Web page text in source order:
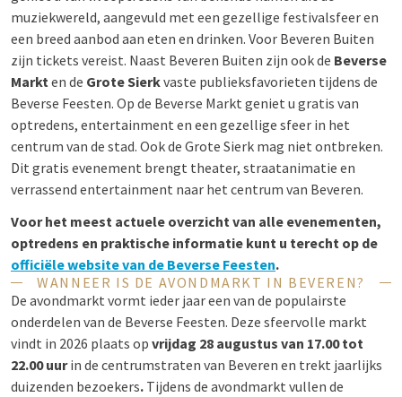
muziekwereld, aangevuld met een gezellige festivalsfeer en
een breed aanbod aan eten en drinken. Voor Beveren Buiten
zijn tickets vereist. Naast Beveren Buiten zijn ook de Beverse
Markten de Grote Sierkvaste publieksfavorieten tijdens de
Beverse Feesten. Op de Beverse Markt geniet u gratis van
optredens, entertainment en een gezellige sfeer in het
centrum van de stad. Ook de Grote Sierk mag niet ontbreken.
Dit gratis evenement brengt theater, straatanimatie en
verrassend entertainment naar het centrum van Beveren.
Voor het meest actuele overzicht van alle evenementen,
optredens en praktische informatie kunt u terecht op de
officiële website van de Beverse Feesten.
WANNEER IS DE AVONDMARKT IN BEVEREN?
De avondmarkt vormt ieder jaar een van de populairste
onderdelen van de Beverse Feesten. Deze sfeervolle markt
vindt in 2026 plaats op vrijdag 28 augustus van 17.00 tot
22.00 uurin de centrumstraten van Beveren en trekt jaarlijks
duizenden bezoekers. Tijdens de avondmarkt vullen de